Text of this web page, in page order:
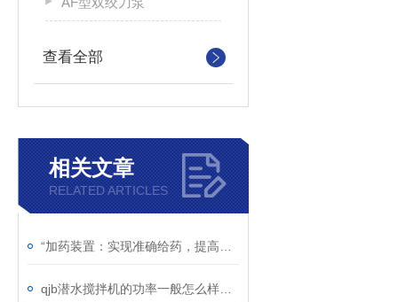
查看全部
相关文章
RELATED ARTICLES